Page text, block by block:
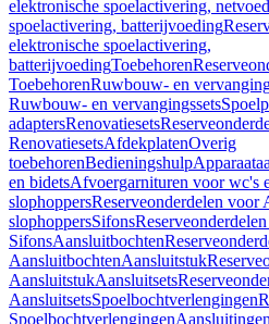
elektronische spoelactivering,
spoelactivering, batterijvoeding
elektronische spoelactivering,
batterijvoedingToebehoren
ToebehorenRuwbouw- en
Ruwbouw- en vervangingssets
adaptersRenovatiesets
RenovatiesetsAfdekplatenOverig
toebehorenBedieningshulp
en bidetsAfvoergarnituren voor wc's
slophoppersReserveonderdelen voor
slophoppersSifons
SifonsAansluitbochten
AansluitbochtenAansluitstuk
AansluitstukAansluitsets
AansluitsetsSpoelbochtverlengingen
Spoelbochtverlengingen